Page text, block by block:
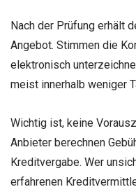
Nach der Prüfung erhält
Angebot. Stimmen die
elektronisch
meist innerhalb weniger
Wichtig ist, keine
Anbieter berechnen
Kreditvergabe. Wer
erfahrenen